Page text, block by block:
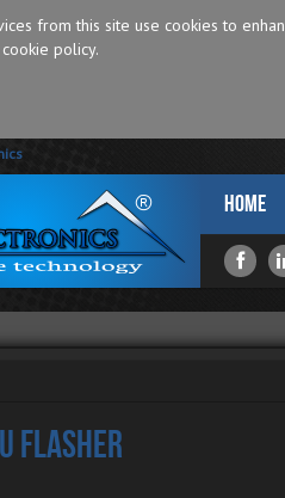
from this site use cookies to
policy.
Home
Flasher